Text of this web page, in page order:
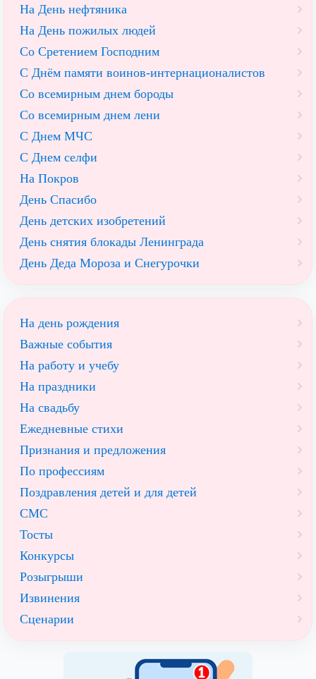
На День нефтяника
На День пожилых людей
Со Сретением Господним
С Днём памяти воинов-интернационалистов
Со всемирным днем бороды
Со всемирным днем лени
С Днем МЧС
С Днем селфи
На Покров
День Спасибо
День детских изобретений
День снятия блокады Ленинграда
День Деда Мороза и Снегурочки
На день рождения
Важные события
На работу и учебу
На праздники
На свадьбу
Ежедневные стихи
Признания и предложения
По профессиям
Поздравления детей и для детей
СМС
Тосты
Конкурсы
Розыгрыши
Извинения
Сценарии